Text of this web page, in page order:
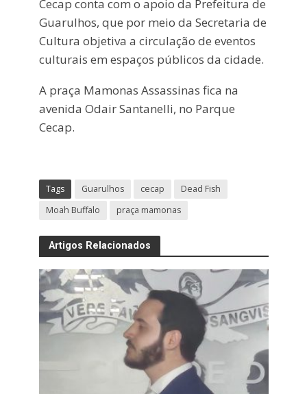
Cecap conta com o apoio da Prefeitura de
Guarulhos, que por meio da Secretaria de
Cultura objetiva a circulação de eventos
culturais em espaços públicos da cidade.
A praça Mamonas Assassinas fica na
avenida Odair Santanelli, no Parque
Cecap.
Tags Guarulhos cecap
Dead Fish
Moah Buffalo
praça mamonas
Artigos Relacionados